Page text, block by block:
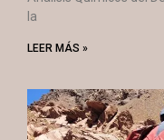
la
LEER MÁS »